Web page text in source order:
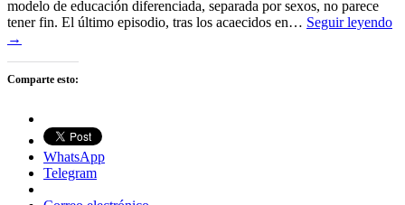
modelo de educación diferenciada, separada por sexos, no parece
tener fin. El último episodio, tras los acaecidos en… Seguir leyendo
→
Comparte esto:
WhatsApp
Telegram